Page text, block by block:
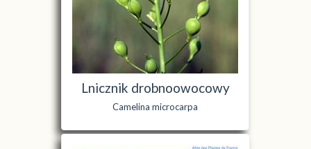
Lnicznik drobnoowocowy
Camelina microcarpa